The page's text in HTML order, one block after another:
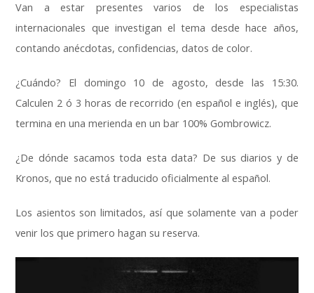
Van a estar presentes varios de los especialistas
internacionales que investigan el tema desde hace años,
contando anécdotas, confidencias, datos de color.
¿Cuándo? El domingo 10 de agosto, desde las 15:30.
Calculen 2 ó 3 horas de recorrido (en español e inglés), que
termina en una merienda en un bar 100% Gombrowicz.
¿De dónde sacamos toda esta data? De sus diarios y de
Kronos, que no está traducido oficialmente al español.
Los asientos son limitados, así que solamente van a poder
venir los que primero hagan su reserva.